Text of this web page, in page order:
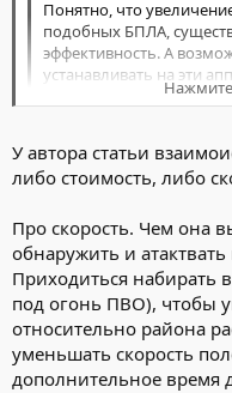
нести груз до 6 кг.
исключением двигателя,
Кроме этого, дрон
компьютерным зрением,
инерциальной системы,
от использования
Посмотреть вложение
Данная машина
быстро разворачивается,
ракетного разгонного
Теперь оператору БПЛА
барражирующий
Понятно, что
подобных БПЛА,
эффективность. А
устанавливать на эти
моторы. Превратив их
У автора статьи
либо стоимость, либо
Про скорость. Чем она
обнаружить и
Приходиться набирать
под огонь ПВО), чтобы
относительно района
уменьшать скорость
дополнительное время